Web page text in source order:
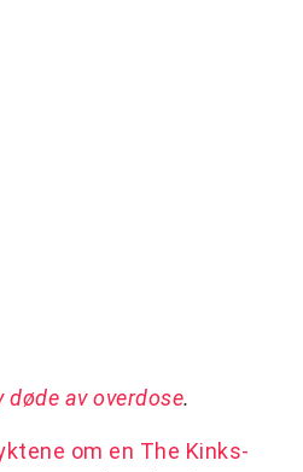
døde av overdose.
om en The Kinks-